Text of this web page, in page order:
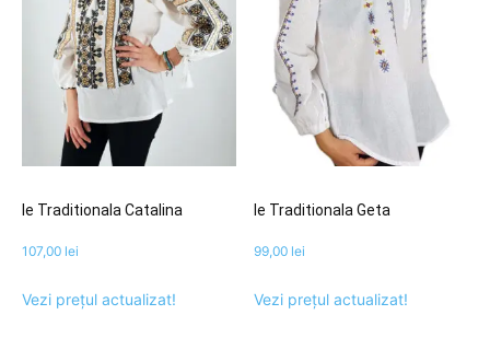
Ie Traditionala Catalina
107,00 lei
Vezi prețul actualizat!
Ie Traditionala Geta
99,00 lei
Vezi prețul actualizat!